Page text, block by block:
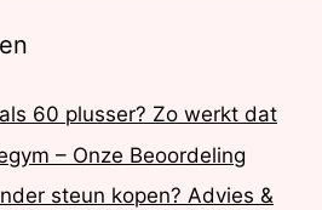
60 plusser? Zo werkt dat
– Onze Beoordeling
steun kopen? Advies &